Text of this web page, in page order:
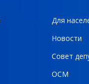
Для
Новости
Совет
ОСМ